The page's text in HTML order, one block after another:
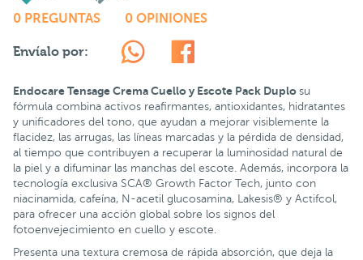
0 PREGUNTAS 0 OPINIONES
Envíalo por:
Endocare Tensage Crema Cuello y Escote Pack Duplo su
fórmula combina activos reafirmantes, antioxidantes, hidratantes
y unificadores del tono, que ayudan a mejorar visiblemente la
flacidez, las arrugas, las líneas marcadas y la pérdida de densidad,
al tiempo que contribuyen a recuperar la luminosidad natural de
la piel y a difuminar las manchas del escote. Además, incorpora la
tecnología exclusiva SCA® Growth Factor Tech, junto con
niacinamida, cafeína, N-acetil glucosamina, Lakesis® y Actifcol,
para ofrecer una acción global sobre los signos del
fotoenvejecimiento en cuello y escote.
Presenta una textura cremosa de rápida absorción, que deja la